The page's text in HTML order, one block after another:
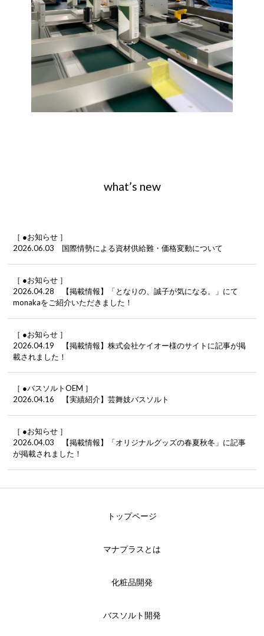
what’s new
［ ●お知らせ ］
2026.06.03 国際情勢による資材供給難・価格変動について
［ ●お知らせ ］
2026.04.28 【掲載情報】「となりの、誠子が気になる。」にて
monakaをご紹介いただきました！
［ ●お知らせ ］
2026.04.19 【掲載情報】株式会社ケイオー様のサイトに記事が掲
載されました！
［ ●バスソルトOEM ］
2026.04.16 【実績紹介】芸舞妓バスソルト
［ ●お知らせ ］
2026.04.03 【掲載情報】「オリジナルグッズの春夏秋冬」に記事
が掲載されました！
トップページ
マナプラスとは
化粧品開発
バスソルト開発